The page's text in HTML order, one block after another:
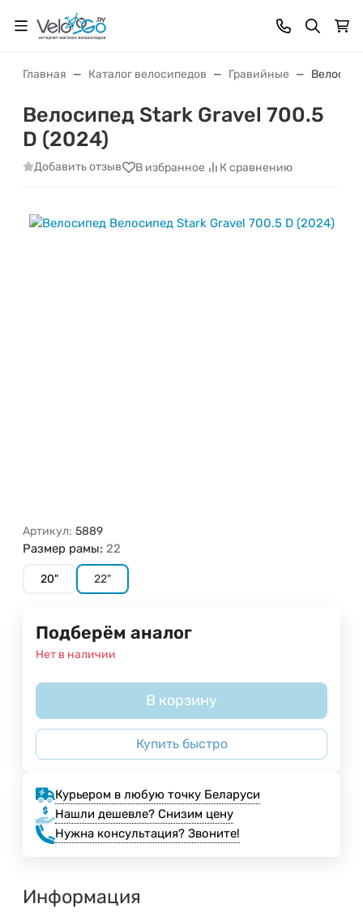
Главная Каталог велосипедов Гравийные
Велосипед Stark Gravel 700.5
D (2024)
Добавить отзыв В избранное К сравнению
Артикул: 5889
Размер рамы: 22
20" 22"
Подберём аналог
Нет в наличии
В корзину
Купить быстро
Курьером в любую точку Беларуси
Нашли дешевле? Снизим цену
Нужна консультация? Звоните!
Информация